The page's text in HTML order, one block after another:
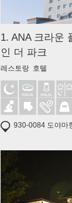
1. ANA 크라운
인 더 파크
레스토랑 호텔
930-0084 도야마